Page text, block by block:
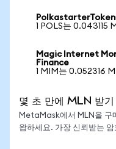
PolkastarterToken
1 POLS는 0.043115
Magic Internet
Finance
1 MIM는 0.052316
몇 초 만에 MLN 받기
MetaMask에서 MLN을 구
왑하세요. 가장 신뢰받는